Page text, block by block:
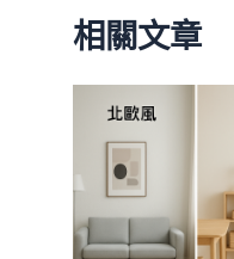
相關文章